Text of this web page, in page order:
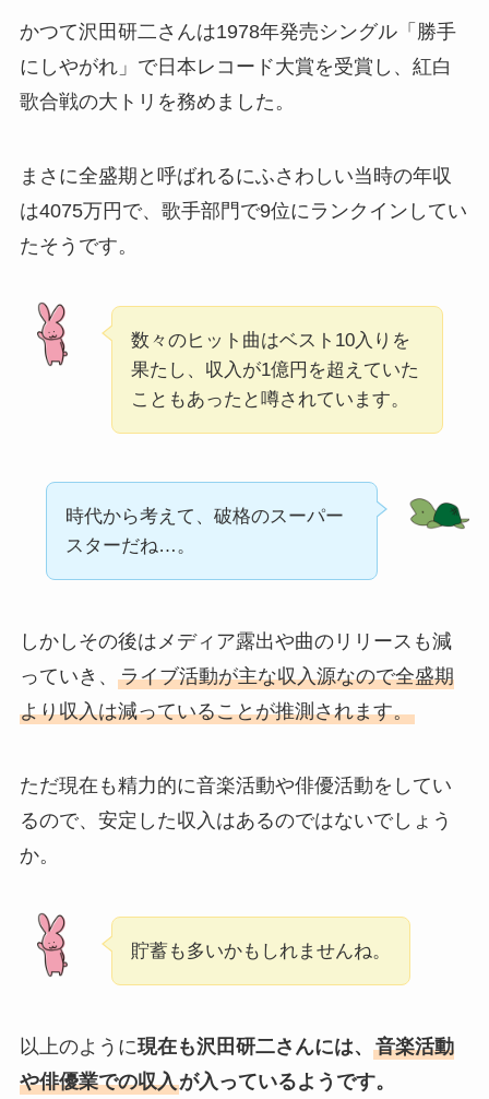
かつて沢田研二さんは1978年発売シングル「勝手
にしやがれ」で日本レコード大賞を受賞し、紅白
歌合戦の大トリを務めました。
まさに全盛期と呼ばれるにふさわしい当時の年収
は4075万円で、歌手部門で9位にランクインしてい
たそうです。
数々のヒット曲はベスト10入りを
果たし、収入が1億円を超えていた
こともあったと噂されています。
時代から考えて、破格のスーパー
スターだね…。
しかしその後はメディア露出や曲のリリースも減
っていき、 ライブ活動が主な収入源なので全盛期
より収入は減っていることが推測されます。
ただ現在も精力的に音楽活動や俳優活動をしてい
るので、安定した収入はあるのではないでしょう
か。
貯蓄も多いかもしれませんね。
以上のように現在も沢田研二さんには、 音楽活動
や俳優業での収入が入っているようです。